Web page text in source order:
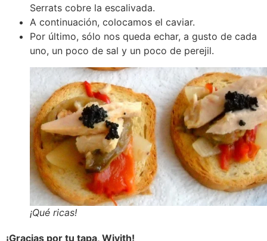
Serrats cobre la escalivada.
A continuación, colocamos el caviar.
Por último, sólo nos queda echar, a gusto de cada
uno, un poco de sal y un poco de perejil.
¡Qué ricas!
¡Gracias por tu tapa, Wivith!